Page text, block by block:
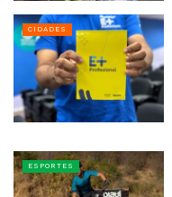
CIDADES
ESPORTES